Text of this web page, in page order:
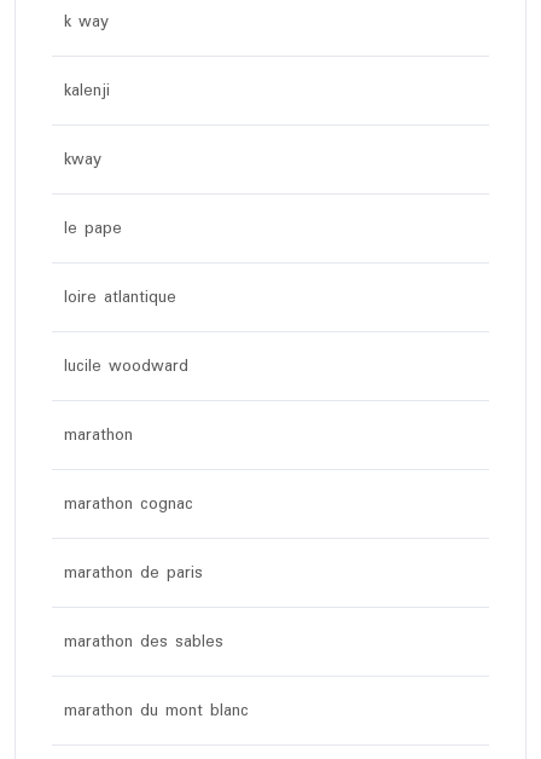
k way
kalenji
kway
le pape
loire atlantique
lucile woodward
marathon
marathon cognac
marathon de paris
marathon des sables
marathon du mont blanc